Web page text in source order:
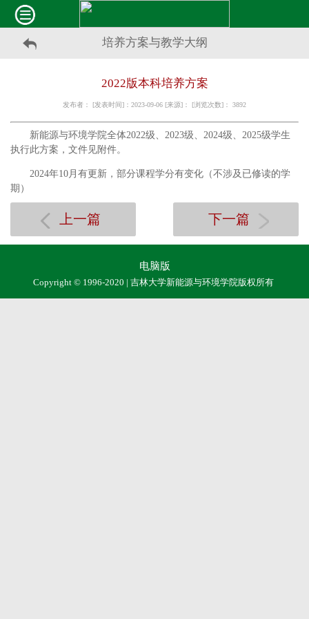
培养方案与教学大纲
2022版本科培养方案
发布者： [发表时间]：2023-09-06 [来源]： [浏览次数]： 3892
新能源与环境学院全体2022级、2023级、2024级、2025级学生
执行此方案，文件见附件。
2024年10月有更新，部分课程学分有变化（不涉及已修读的学
期）
上一篇 下一篇
电脑版
Copyright © 1996-2020 | 吉林大学新能源与环境学院版权所有